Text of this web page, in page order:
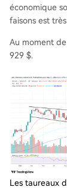
économique
faisons est
Au moment
929 $.
Les taureaux